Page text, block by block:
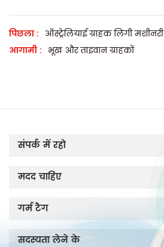
पिछला : ऑस्ट्रेलियाई ग्राहक लिंगी
आगामी : भूख और ताइवान ग्राहकों
संपर्क में रहो
मदद चाहिए
गर्म टैग
सदस्यता लेने के